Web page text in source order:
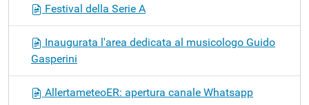
Festival della Serie A
Inaugurata l'area dedicata al musicologo Guido
Gasperini
AllertameteoER: apertura canale Whatsapp